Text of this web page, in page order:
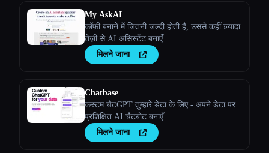
My AskAI
कॉफ़ी बनाने में जितनी जल्दी होती है, उससे कहीं ज़्यादा
तेज़ी से AI असिस्टेंट बनाएँ
मिलने जाना
Chatbase
कस्टम चैटGPT तुम्हारे डेटा के लिए - अपने डेटा पर
प्रशिक्षित AI चैटबोट बनाएँ
मिलने जाना